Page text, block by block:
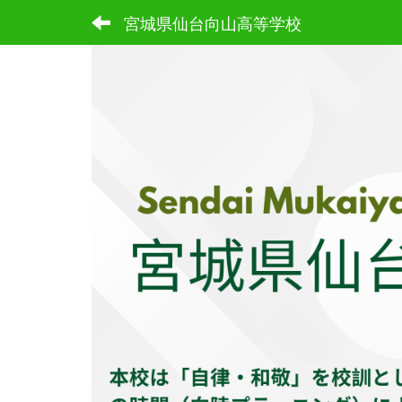
宮城県仙台向山高等学校